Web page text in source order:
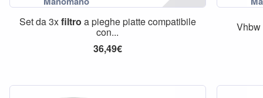
Set da 3xfiltro a pieghe piatte compatibile
con...
36,49€